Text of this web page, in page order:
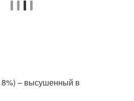
– высушенный в